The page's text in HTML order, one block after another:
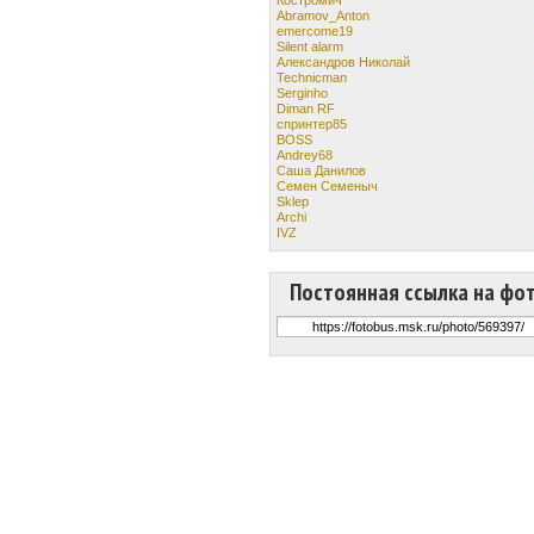
Abramov_Anton
emercome19
Silent alarm
Александров Николай
Technicman
Serginho
Diman RF
спринтер85
BOSS
Andrey68
Саша Данилов
Семен Семеныч
Sklep
Archi
IVZ
Постоянная ссылка на